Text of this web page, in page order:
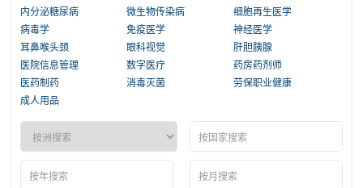
内分泌糖尿病
微生物传染病
细胞再生医学
病毒学
免疫医学
神经医学
耳鼻喉头颈
眼科视觉
肝胆胰腺
医院信息管理
数字医疗
药房药剂师
医药制药
消毒灭菌
劳保职业健康
成人用品